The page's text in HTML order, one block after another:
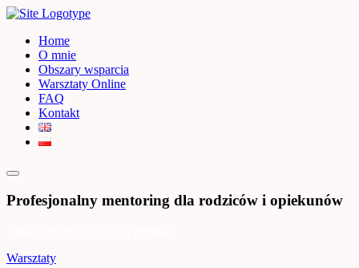
Home
O mnie
Obszary wsparcia
Warsztaty Online
FAQ
Kontakt
Profesjonalny mentoring dla rodziców i opiekunów
Warsztaty